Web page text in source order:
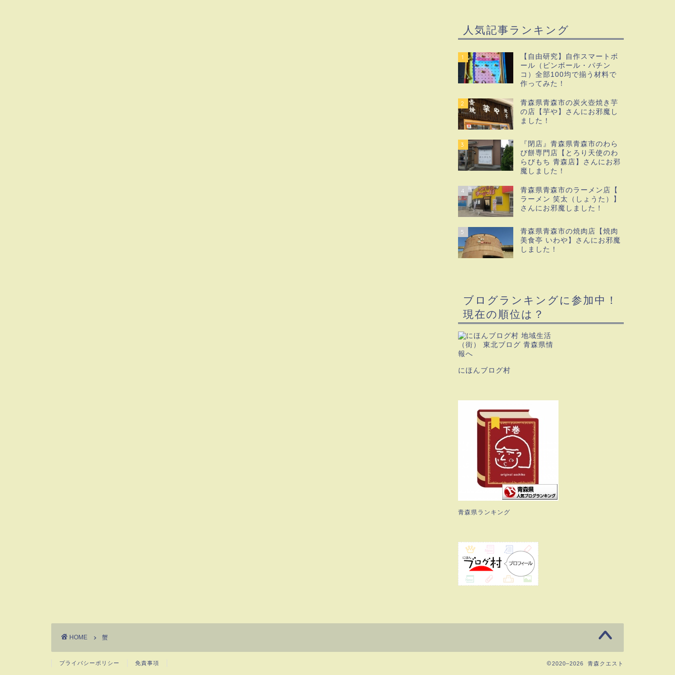
人気記事ランキング
1
【自由研究】自作スマートボ
ール（ピンボール・パチン
コ）全部100均で揃う材料で
作ってみた！
2
青森県青森市の炭火壺焼き芋
の店【芋や】さんにお邪魔し
ました！
3
『閉店』青森県青森市のわら
び餅専門店【とろり天使のわ
らびもち 青森店】さんにお邪
魔しました！
4
青森県青森市のラーメン店【
ラーメン 笑太（しょうた）】
さんにお邪魔しました！
5
青森県青森市の焼肉店【焼肉
美食亭 いわや】さんにお邪魔
しました！
ブログランキングに参加中！
現在の順位は？
にほんブログ村
青森県ランキング
HOME 蟹
プライバシーポリシー 免責事項 2020–2026 青森クエスト